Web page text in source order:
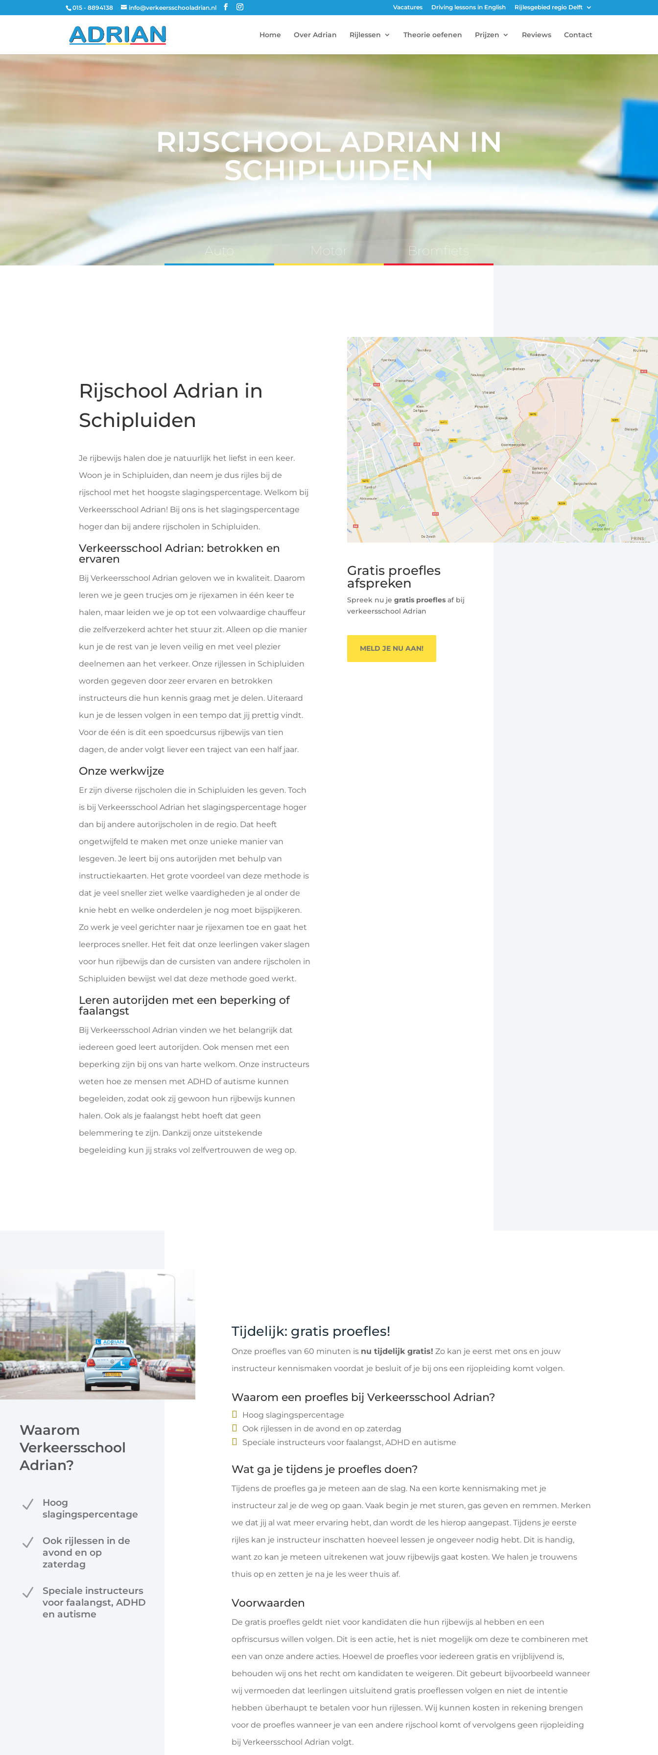
015 - 8894138 info@verkeersschooladrian.nl Vacatures Driving lessons in English Rijlesgebied regio Delft
Home Over Adrian Rijlessen Theorie oefenen Prijzen Reviews Contact
RIJSCHOOL ADRIAN IN
SCHIPLUIDEN
Auto Motor Bromfiets
Rijschool Adrian in
Schipluiden
Je rijbewijs halen doe je natuurlijk het liefst in een keer.
Woon je in Schipluiden, dan neem je dus rijles bij de
rijschool met het hoogste slagingspercentage. Welkom bij
Verkeersschool Adrian! Bij ons is het slagingspercentage
hoger dan bij andere rijscholen in Schipluiden.
Verkeersschool Adrian: betrokken en
ervaren
Bij Verkeersschool Adrian geloven we in kwaliteit. Daarom
leren we je geen trucjes om je rijexamen in één keer te
halen, maar leiden we je op tot een volwaardige chauffeur
die zelfverzekerd achter het stuur zit. Alleen op die manier
kun je de rest van je leven veilig en met veel plezier
deelnemen aan het verkeer. Onze rijlessen in Schipluiden
worden gegeven door zeer ervaren en betrokken
instructeurs die hun kennis graag met je delen. Uiteraard
kun je de lessen volgen in een tempo dat jij prettig vindt.
Voor de één is dit een spoedcursus rijbewijs van tien
dagen, de ander volgt liever een traject van een half jaar.
Onze werkwijze
Er zijn diverse rijscholen die in Schipluiden les geven. Toch
is bij Verkeersschool Adrian het slagingspercentage hoger
dan bij andere autorijscholen in de regio. Dat heeft
ongetwijfeld te maken met onze unieke manier van
lesgeven. Je leert bij ons autorijden met behulp van
instructiekaarten. Het grote voordeel van deze methode is
dat je veel sneller ziet welke vaardigheden je al onder de
knie hebt en welke onderdelen je nog moet bijspijkeren.
Zo werk je veel gerichter naar je rijexamen toe en gaat het
leerproces sneller. Het feit dat onze leerlingen vaker slagen
voor hun rijbewijs dan de cursisten van andere rijscholen in
Schipluiden bewijst wel dat deze methode goed werkt.
Leren autorijden met een beperking of
faalangst
Bij Verkeersschool Adrian vinden we het belangrijk dat
iedereen goed leert autorijden. Ook mensen met een
beperking zijn bij ons van harte welkom. Onze instructeurs
weten hoe ze mensen met ADHD of autisme kunnen
begeleiden, zodat ook zij gewoon hun rijbewijs kunnen
halen. Ook als je faalangst hebt hoeft dat geen
belemmering te zijn. Dankzij onze uitstekende
begeleiding kun jij straks vol zelfvertrouwen de weg op.
Gratis proefles
afspreken
Spreek nu je gratis proeflesaf bij
verkeersschool Adrian
MELD JE NU AAN!
Waarom
Verkeersschool
Adrian?
N
Hoog
slagingspercentage
N
Ook rijlessen in de
avond en op
zaterdag
N
Speciale instructeurs
voor faalangst, ADHD
en autisme
Tijdelijk: gratis proefles!
Onze proefles van 60 minuten is nu tijdelijk gratis! Zo kan je eerst met ons en jouw
instructeur kennismaken voordat je besluit of je bij ons een rijopleiding komt volgen.
Waarom een proefles bij Verkeersschool Adrian?
Hoog slagingspercentage
Ook rijlessen in de avond en op zaterdag
Speciale instructeurs voor faalangst, ADHD en autisme
Wat ga je tijdens je proefles doen?
Tijdens de proefles ga je meteen aan de slag. Na een korte kennismaking met je
instructeur zal je de weg op gaan. Vaak begin je met sturen, gas geven en remmen. Merken
we dat jij al wat meer ervaring hebt, dan wordt de les hierop aangepast. Tijdens je eerste
rijles kan je instructeur inschatten hoeveel lessen je ongeveer nodig hebt. Dit is handig,
want zo kan je meteen uitrekenen wat jouw rijbewijs gaat kosten. We halen je trouwens
thuis op en zetten je na je les weer thuis af.
Voorwaarden
De gratis proefles geldt niet voor kandidaten die hun rijbewijs al hebben en een
opfriscursus willen volgen. Dit is een actie, het is niet mogelijk om deze te combineren met
een van onze andere acties. Hoewel de proefles voor iedereen gratis en vrijblijvend is,
behouden wij ons het recht om kandidaten te weigeren. Dit gebeurt bijvoorbeeld wanneer
wij vermoeden dat leerlingen uitsluitend gratis proeflessen volgen en niet de intentie
hebben überhaupt te betalen voor hun rijlessen. Wij kunnen kosten in rekening brengen
voor de proefles wanneer je van een andere rijschool komt of vervolgens geen rijopleiding
bij Verkeersschool Adrian volgt.